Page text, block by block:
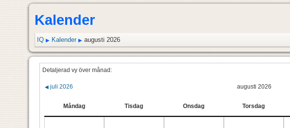
Kalender
IQ ▶ Kalender ▶augusti 2026
Detaljerad vy över månad:
◀juli 2026 augusti 2026
Måndag Tisdag Onsdag Torsdag